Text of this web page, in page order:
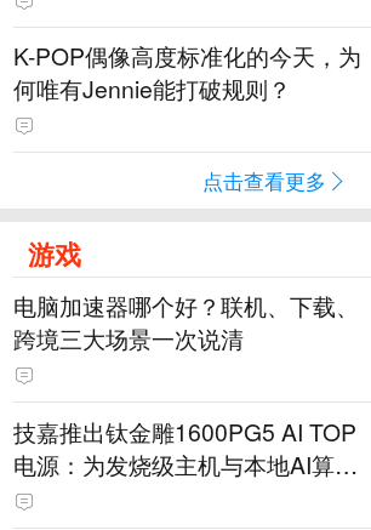
K-POP偶像高度标准化的今天，为
何唯有Jennie能打破规则？
点击查看更多
游戏
电脑加速器哪个好？联机、下载、
跨境三大场景一次说清
技嘉推出钛金雕1600PG5 AI TOP
电源：为发烧级主机与本地AI算力
打造旗舰供电方案